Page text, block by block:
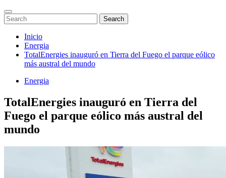
Enter
Keyword
Search
for:
Search
Search
Saltar
contenido
Inicio
Energia
TotalEnergies inauguró en Tierra del Fuego el parque eólico
más austral del mundo
Energia
TotalEnergies inauguró en Tierra del
Fuego el parque eólico más austral del
mundo